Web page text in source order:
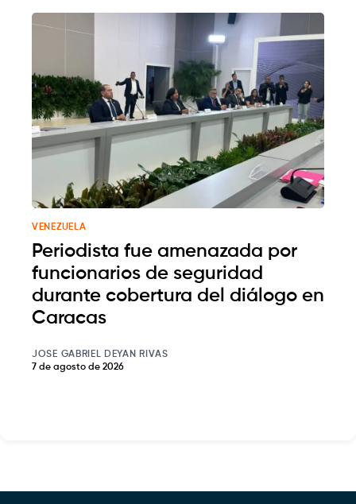
VENEZUELA
Periodista fue amenazada por
funcionarios de seguridad
durante cobertura del diálogo en
Caracas
JOSE GABRIEL DEYAN RIVAS
7 de agosto de 2026